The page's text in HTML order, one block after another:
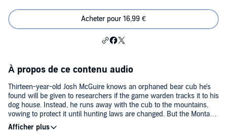
Acheter pour 16,99 €
À propos de ce contenu audio
Thirteen-year-old Josh McGuire knows an orphaned bear cub he's
found will be given to researchers if the game warden tracks it to his
dog house. Instead, he runs away with the cub to the mountains,
vowing to protect it until hunting laws are changed. But the Montana
wilderness is a dangerous place, and saving the cub's life may cost
Josh his own.
Rescue Josh McGuire